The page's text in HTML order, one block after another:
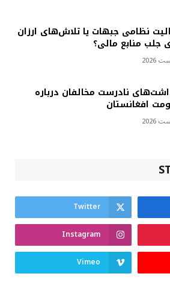
نظامی جبهات یا تلاش‌های ارزان
جلب منابع مالی؟
نادرست مخالفان درباره
افغانستان
Twitter
Instagram
Vimeo